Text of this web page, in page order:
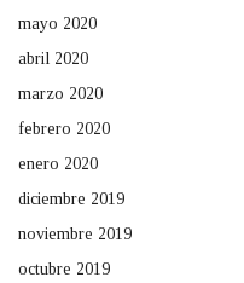
mayo 2020
abril 2020
marzo 2020
febrero 2020
enero 2020
diciembre 2019
noviembre 2019
octubre 2019